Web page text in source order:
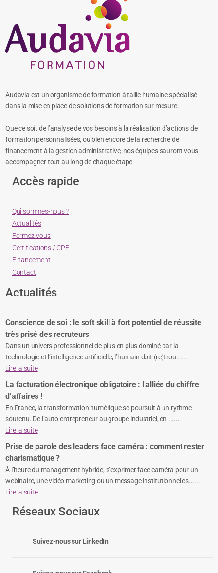
Audavia est un organisme de formation à taille humaine spécialisé
dans la mise en place de solutions de formation sur mesure.
Que ce soit de l’analyse de vos besoins à la réalisation d’actions de
formation personnalisées, ou bien encore de la recherche de
financement à la gestion administrative, nos équipes sauront vous
accompagner tout au long de chaque étape
Accès rapide
Qui sommes-nous ?
Actualités
Formez-vous
Certifications / CPF
Financement
Contact
Actualités
Conscience de soi : le soft skill à fort potentiel de réussite
très prisé des recruteurs
Dans un univers professionnel de plus en plus dominé par la
technologie et l’intelligence artificielle, l’humain doit (re)trou......
Lire la suite
La facturation électronique obligatoire : l’alliée du chiffre
d’affaires !
En France, la transformation numérique se poursuit à un rythme
soutenu. De l’auto-entrepreneur au groupe industriel, en ......
Lire la suite
Prise de parole des leaders face caméra : comment rester
charismatique ?
À l’heure du management hybride, s’exprimer face caméra pour un
webinaire, une vidéo marketing ou un message institutionnel es......
Lire la suite
Réseaux Sociaux
Suivez-nous sur LinkedIn